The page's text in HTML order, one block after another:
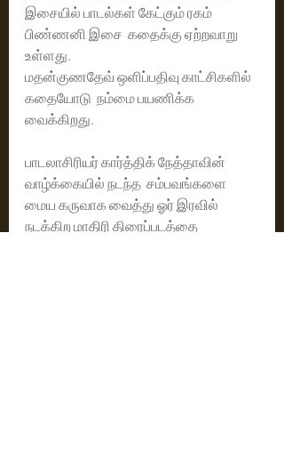
இசையில் பாடல்கள் கேட்கும் ரகம்
பிண்ணனி இசை  கதைக்கு ஏற்றவாறு
உள்ளது.
மதன்குணதேவ் ஒளிப்பதிவு காட்சிகளில்
கதையோடு  நம்மை பயணிக்க
வைக்கிறது.
பாடலாசிரியர் கார்த்திக் நேத்தாவின்
வாழ்க்கையில் நடந்த  சம்பவங்களை
மைய கருவாக வைத்து ஓர் இரவில்
நடக்கிற மாதிரி திரைப்படத்தை